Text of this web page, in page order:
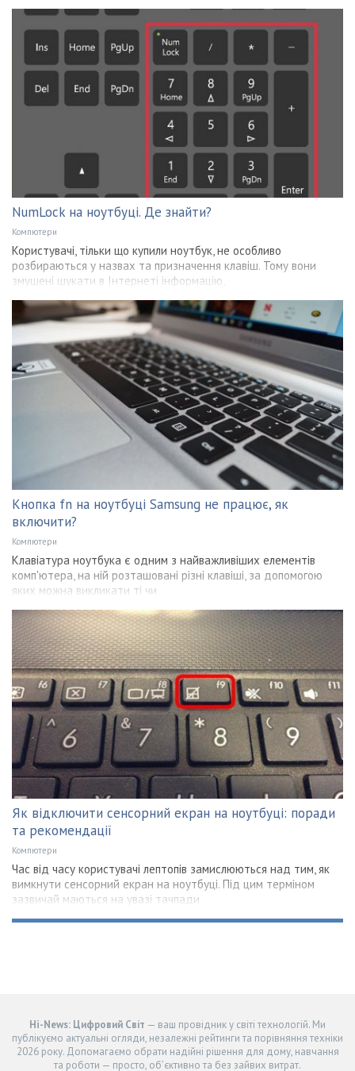
NumLock на ноутбуці. Де знайти?
Компютери
Користувачі, тільки що купили ноутбук, не особливо
розбираються у назвах та призначення клавіш. Тому вони
змушені шукати в Інтернеті інформацію,
Кнопка fn на ноутбуці Samsung не працює, як
включити?
Компютери
Клавіатура ноутбука є одним з найважливіших елементів
комп'ютера, на ній розташовані різні клавіші, за допомогою
яких можна викликати ті чи
Як відключити сенсорний екран на ноутбуці: поради
та рекомендації
Компютери
Час від часу користувачі лептопів замислюються над тим, як
вимкнути сенсорний екран на ноутбуці. Під цим терміном
зазвичай маються на увазі тачпади
Hi-News: Цифровий Світ — ваш провідник у світі технологій. Ми
публікуємо актуальні огляди, незалежні рейтинги та порівняння техніки
2026 року. Допомагаємо обрати надійні рішення для дому, навчання
та роботи — просто, об’єктивно та без зайвих витрат.